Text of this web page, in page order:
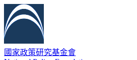
國家政策研究基金會